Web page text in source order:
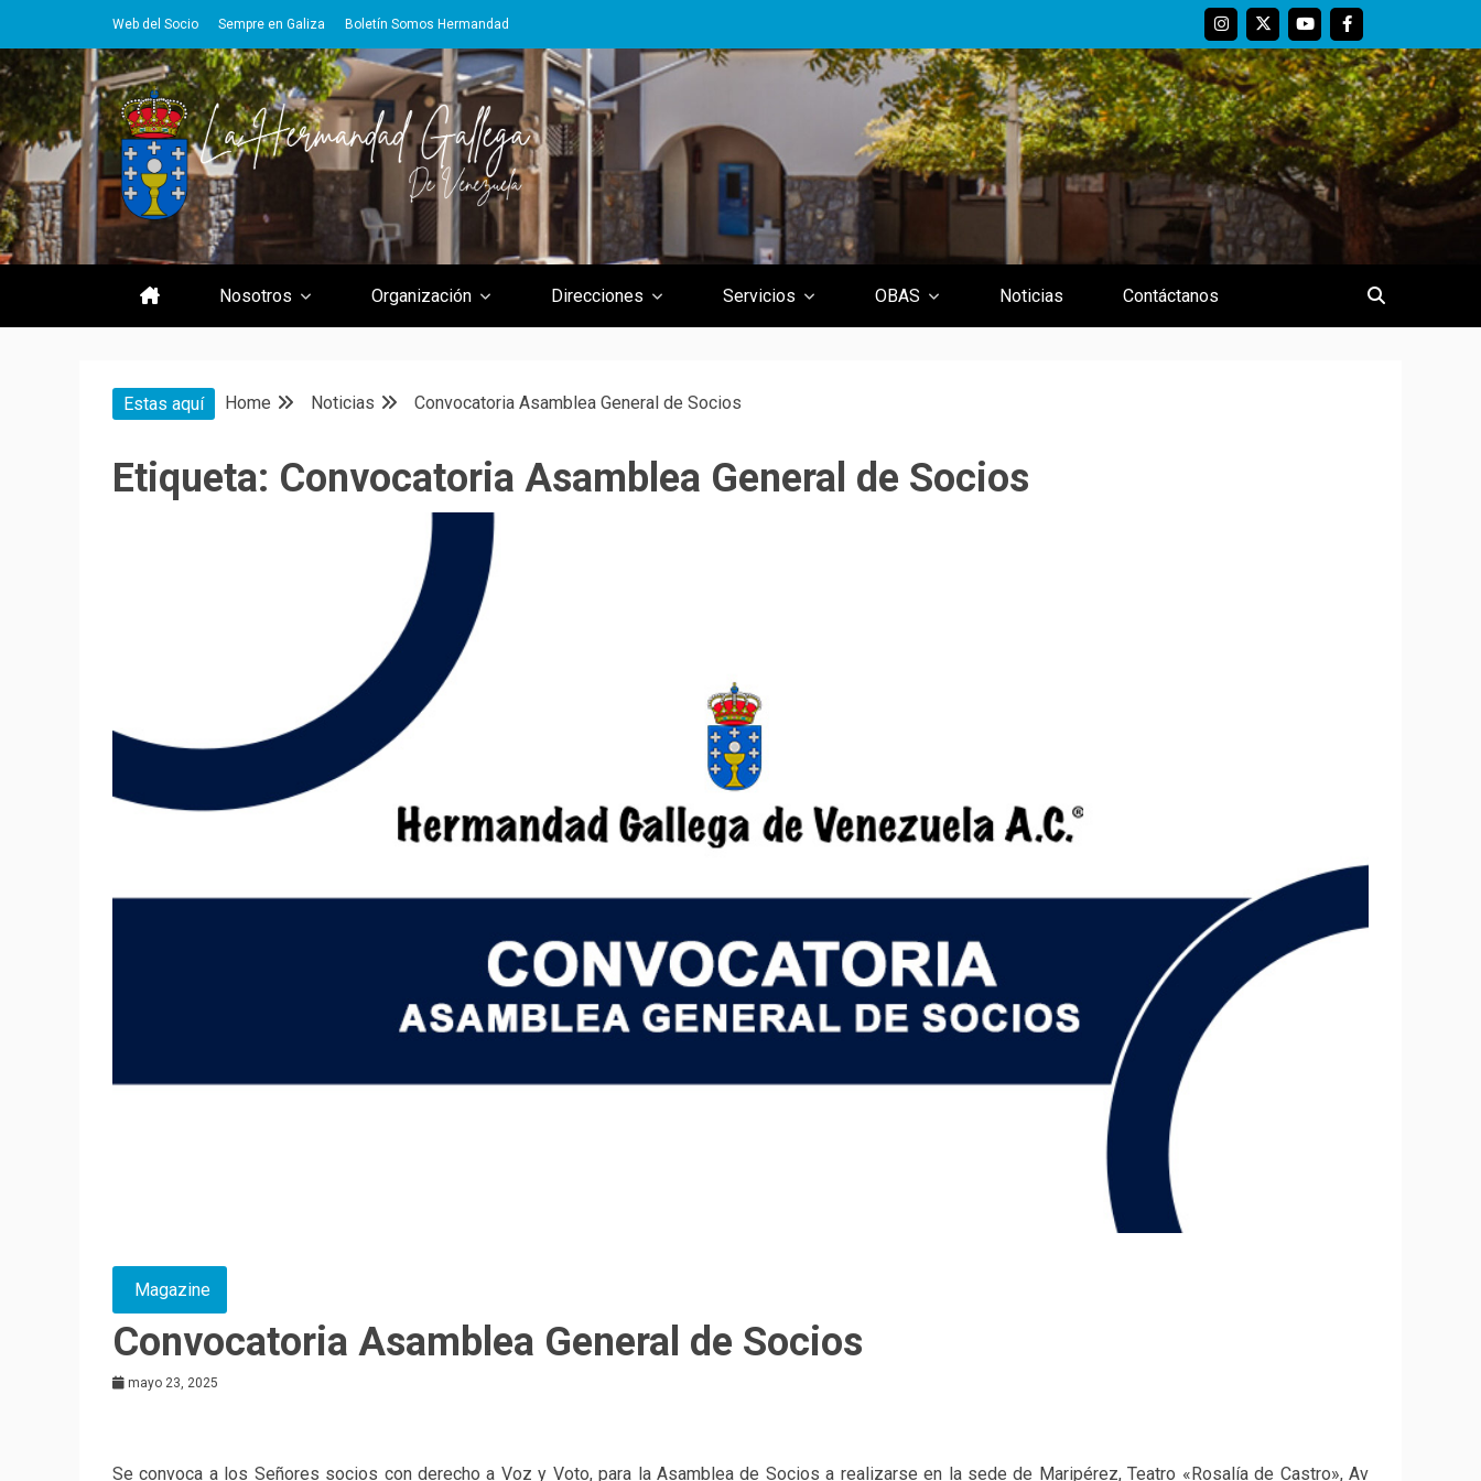
to
content
Web del Socio Sempre en Galiza Boletín Somos Hermandad
Hermandad Gallega de Venezuela
Hermandad Gallega de Venezuela
Nosotros Organización Direcciones Servicios OBAS Noticias Contáctanos
Estas aquí Home Noticias Convocatoria Asamblea General de Socios
Etiqueta: Convocatoria Asamblea General de Socios
Magazine
Convocatoria Asamblea General de Socios
mayo 23, 2025
Se convoca a los Señores socios con derecho a Voz y Voto, para la Asamblea de Socios a realizarse en la sede de Maripérez, Teatro «Rosalía de Castro», Av